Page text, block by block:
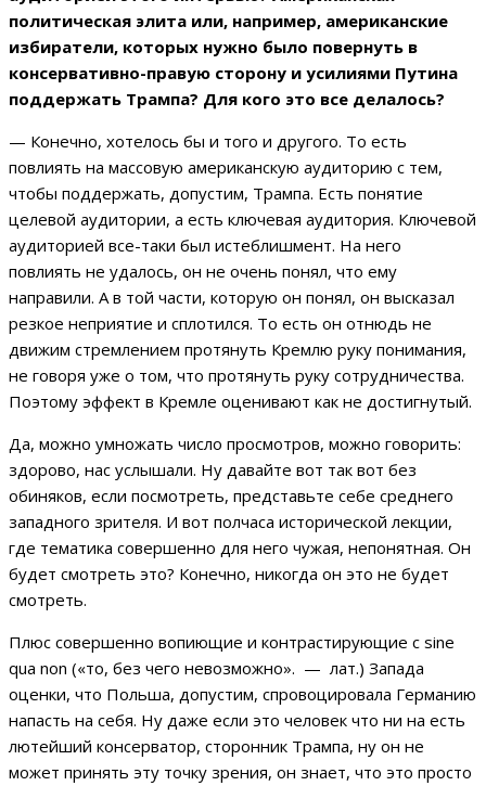
политическая элита или, например, американские
избиратели, которых нужно было повернуть в
консервативно-правую сторону и усилиями Путина
поддержать Трампа? Для кого это все делалось?
— Конечно, хотелось бы и того и другого. То есть
повлиять на массовую американскую аудиторию с тем,
чтобы поддержать, допустим, Трампа. Есть понятие
целевой аудитории, а есть ключевая аудитория. Ключевой
аудиторией все-таки был истеблишмент. На него
повлиять не удалось, он не очень понял, что ему
направили. А в той части, которую он понял, он высказал
резкое неприятие и сплотился. То есть он отнюдь не
движим стремлением протянуть Кремлю руку понимания,
не говоря уже о том, что протянуть руку сотрудничества.
Поэтому эффект в Кремле оценивают как не достигнутый.
Да, можно умножать число просмотров, можно говорить:
здорово, нас услышали. Ну давайте вот так вот без
обиняков, если посмотреть, представьте себе среднего
западного зрителя. И вот полчаса исторической лекции,
где тематика совершенно для него чужая, непонятная. Он
будет смотреть это? Конечно, никогда он это не будет
смотреть.
Плюс совершенно вопиющие и контрастирующие с sine
qua non («то, без чего невозможно». — лат.) Запада
оценки, что Польша, допустим, спровоцировала Германию
напасть на себя. Ну даже если это человек что ни на есть
лютейший консерватор, сторонник Трампа, ну он не
может принять эту точку зрения, он знает, что это просто